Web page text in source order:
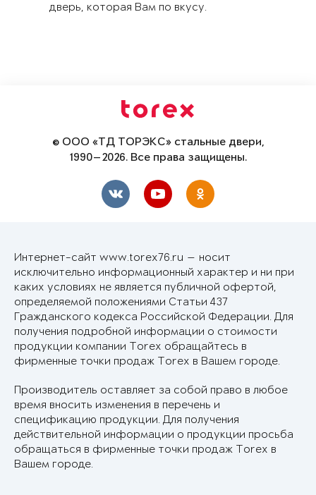
дверь, которая Вам по вкусу.
© ООО «ТД ТОРЭКС» стальные двери,
1990—2026. Все права защищены.
Интернет-сайт www.torex76.ru — носит
исключительно информационный характер и ни при
каких условиях не является публичной офертой,
определяемой положениями Статьи 437
Гражданского кодекса Российской Федерации. Для
получения подробной информации о стоимости
продукции компании Torex обращайтесь в
фирменные точки продаж Torex в Вашем городе.
Производитель оставляет за собой право в любое
время вносить изменения в перечень и
спецификацию продукции. Для получения
действительной информации о продукции просьба
обращаться в фирменные точки продаж Torex в
Вашем городе.